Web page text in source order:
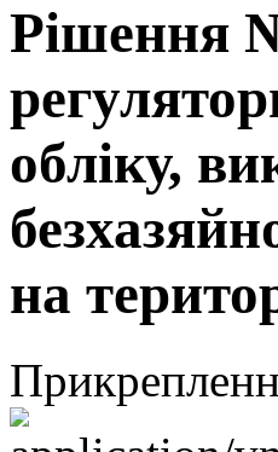
Рішення
обліку,
на